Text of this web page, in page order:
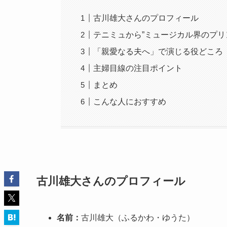
古川雄大さんのプロフィール
テニミュから”ミュージカル界のプリ
「親愛なる夫へ」で演じる役どころ
主婦目線の注目ポイント
まとめ
こんな人におすすめ
古川雄大さんのプロフィール
名前： 古川雄大（ふるかわ・ゆうた）